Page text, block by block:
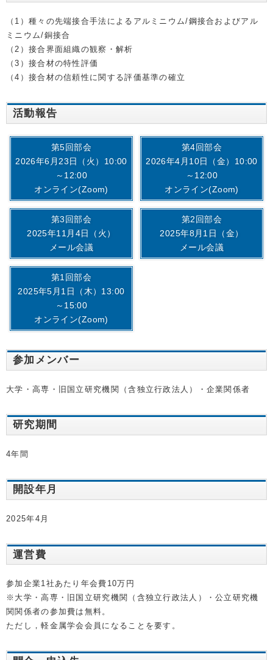
（1）種々の先端接合手法によるアルミニウム/鋼接合およびアル
ミニウム/銅接合
（2）接合界面組織の観察・解析
（3）接合材の特性評価
（4）接合材の信頼性に関する評価基準の確立
活動報告
第5回部会
2026年6月23日（火）10:00
～12:00
オンライン(Zoom)
第4回部会
2026年4月10日（金）10:00
～12:00
オンライン(Zoom)
第3回部会
2025年11月4日（火）
メール会議
第2回部会
2025年8月1日（金）
メール会議
第1回部会
2025年5月1日（木）13:00
～15:00
オンライン(Zoom)
参加メンバー
大学・高専・旧国立研究機関（含独立行政法人）・企業関係者
研究期間
4年間
開設年月
2025年4月
運営費
参加企業1社あたり年会費10万円
※大学・高専・旧国立研究機関（含独立行政法人）・公立研究機
関関係者の参加費は無料。
ただし，軽金属学会会員になることを要す。